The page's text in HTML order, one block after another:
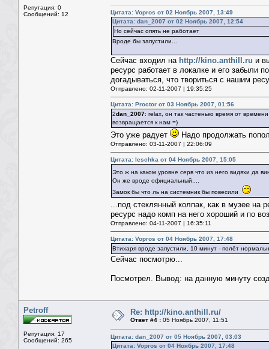
Репутация: 0
Сообщений: 12
Цитата: Vopros от 02 Ноябрь 2007, 13:49
Цитата: dan_2007 от 02 Ноябрь 2007, 12:54
Но сейчас опять не работает
Вроде бы запустили...
Сейчас входил на http://kino.anthill.ru и
ресурс работает в локалке и его забыли
догадываться, что твориться с нашим
Отправлено: 02-11-2007 | 19:35:25
Цитата: Proctor от 03 Ноябрь 2007, 01:56
2dan_2007: relax, он так частенько время от
возвращается к нам =)
Это уже радует Надо продолжать
Отправлено: 03-11-2007 | 22:06:09
Цитата: leschka от 04 Ноябрь 2007, 15:05
Это ж на каком уровне серв что из него видяхи да
Он же вроде официальный....
Замок бы что ль на системник бы повесили
...под стеклянный колпак, как в музее на
ресурс надо комп на него хороший и по
Отправлено: 04-11-2007 | 16:35:11
Цитата: Vopros от 04 Ноябрь 2007, 17:48
Втихаря вроде запустили, 10 минут - полёт
Сейчас посмотрю...
Посмотрел. Вывод: на данную минуту
Petroff
Репутация: 17
Сообщений: 265
Re: http://kino.anthill.ru/
Ответ #4 : 05 Ноябрь 2007, 11:51
Цитата: dan_2007 от 05 Ноябрь 2007, 03:03
Цитата: Vopros от 04 Ноябрь 2007, 17:48